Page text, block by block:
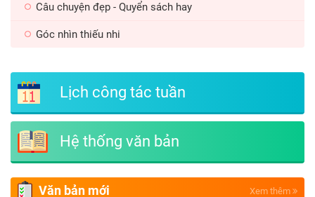
Câu chuyện đẹp - Quyển sách hay
Góc nhìn thiếu nhi
Lịch công tác tuần
Hệ thống văn bản
Văn bản mới Xem thêm